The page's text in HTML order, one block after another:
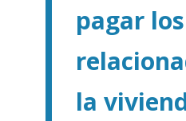
pagar
la